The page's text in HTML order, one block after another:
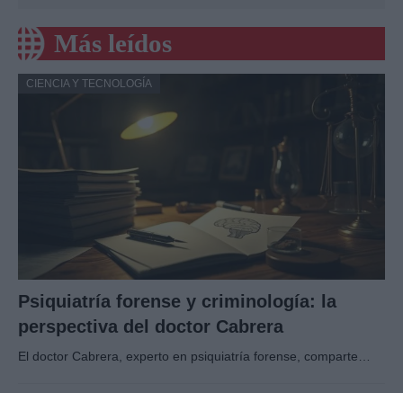
Más leídos
CIENCIA Y TECNOLOGÍA
Psiquiatría forense y criminología: la
perspectiva del doctor Cabrera
El doctor Cabrera, experto en psiquiatría forense, comparte…